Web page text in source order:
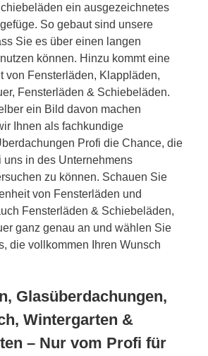
ein ausgezeichnetes
So gebaut sind unsere
Sie es über einen langen
können. Hinzu kommt eine
von Fensterläden, Klappläden,
Fensterläden & Schiebeläden.
ein Bild davon machen
Ihnen als fachkundige
Profi die Chance, die
in des Unternehmens
zu können. Schauen Sie
von Fensterläden und
Fensterläden & Schiebeläden,
ganz genau an und wählen Sie
die vollkommen Ihren Wunsch
Glasüberdachungen,
Wintergarten &
– Nur vom Profi für